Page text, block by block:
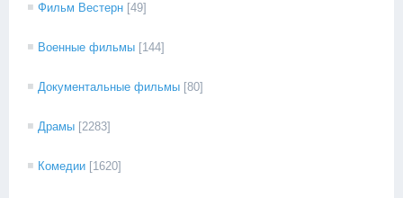
Фильм Вестерн [49]
Военные фильмы [144]
Документальные фильмы [80]
Драмы [2283]
Комедии [1620]